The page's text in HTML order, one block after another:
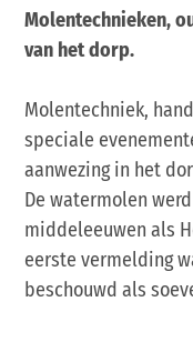
Molentechnieken,
van het dorp.
Molentechniek,
speciale
aanwezing in het
De watermolen
middeleeuwen als
eerste vermelding
beschouwd als